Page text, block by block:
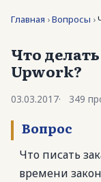
Главная ›Вопросы ›
Что
Upwork?
03.03.2017 349
Вопрос
Что писать
времени